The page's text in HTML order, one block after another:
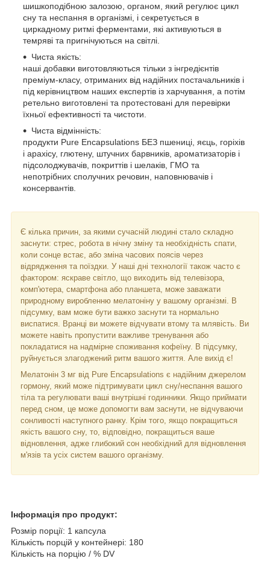
шишкоподібною залозою, органом, який регулює цикл
сну та неспання в організмі, і секретується в
циркадному ритмі ферментами, які активуються в
темряві та пригнічуються на світлі.
Чиста якість:
наші добавки виготовляються тільки з інгредієнтів
преміум-класу, отриманих від надійних постачальників і
під керівництвом наших експертів із харчування, а потім
ретельно виготовлені та протестовані для перевірки
їхньої ефективності та чистоти.
Чиста відмінність:
продукти Pure Encapsulations БЕЗ пшениці, яєць, горіхів
і арахісу, глютену, штучних барвників, ароматизаторів і
підсолоджувачів, покриттів і шелаків, ГМО та
непотрібних сполучних речовин, наповнювачів і
консервантів.
Є кілька причин, за якими сучасній людині стало складно
заснути: стрес, робота в нічну зміну та необхідність спати,
коли сонце встає, або зміна часових поясів через
відрядження та поїздки. У наші дні технології також часто є
фактором: яскраве світло, що виходить від телевізора,
комп'ютера, смартфона або планшета, може заважати
природному виробленню мелатоніну у вашому організмі. В
підсумку, вам може бути важко заснути та нормально
виспатися. Вранці ви можете відчувати втому та млявість. Ви
можете навіть пропустити важливе тренування або
покладатися на надмірне споживання кофеїну. В підсумку,
руйнується злагоджений ритм вашого життя. Але вихід є!
Мелатонін 3 мг від Pure Encapsulations є надійним джерелом
гормону, який може підтримувати цикл сну/неспання вашого
тіла та регулювати ваші внутрішні годинники. Якщо приймати
перед сном, це може допомогти вам заснути, не відчуваючи
сонливості наступного ранку. Крім того, якщо покращиться
якість вашого сну, то, відповідно, покращиться ваше
відновлення, адже глибокий сон необхідний для відновлення
м'язів та усіх систем вашого організму.
Інформація про продукт:
Розмір порції: 1 капсула
Кількість порцій у контейнері: 180
Кількість на порцію / % DV